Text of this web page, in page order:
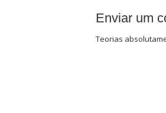
Enviar um
Teorias